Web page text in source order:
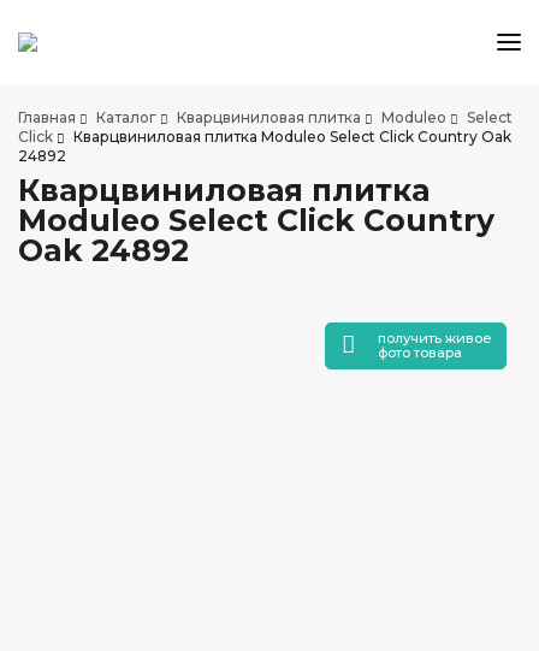
АКЦИИ И СКИДКИ
О КОМПАНИИ
НАШИ МАГАЗИНЫ
ДОСТАВКА И ОПЛАТА
Главная Каталог Кварцвиниловая плитка Moduleo
Select
Click
Кварцвиниловая плитка Moduleo Select Click Country Oak
24892
Кварцвиниловая плитка
Moduleo Select Click Country
Oak 24892
получить живое
фото товара